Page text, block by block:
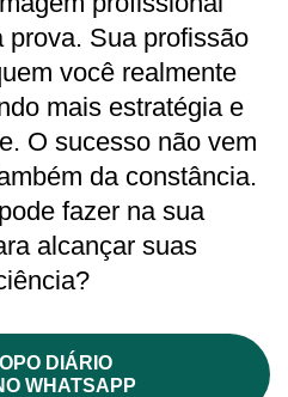
PARA
prova. Sua profissão
você realmente
mais estratégia e
O sucesso não vem
da constância.
fazer na sua
alcançar suas
DIÁRIO
WHATSAPP